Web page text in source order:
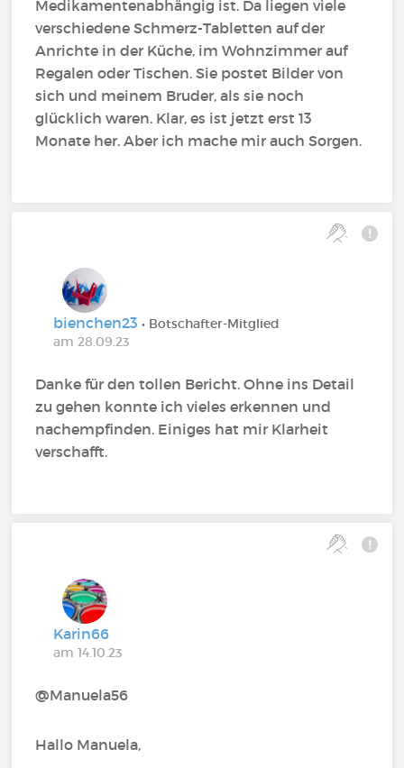
Medikamentenabhängig ist. Da liegen viele
verschiedene Schmerz-Tabletten auf der
Anrichte in der Küche, im Wohnzimmer auf
Regalen oder Tischen. Sie postet Bilder von
sich und meinem Bruder, als sie noch
glücklich waren. Klar, es ist jetzt erst 13
Monate her. Aber ich mache mir auch Sorgen.
bienchen23• Botschafter-Mitglied
am 28.09.23
Danke für den tollen Bericht. Ohne ins Detail
zu gehen konnte ich vieles erkennen und
nachempfinden. Einiges hat mir Klarheit
verschafft.
Karin66
am 14.10.23
@Manuela56
Hallo Manuela,